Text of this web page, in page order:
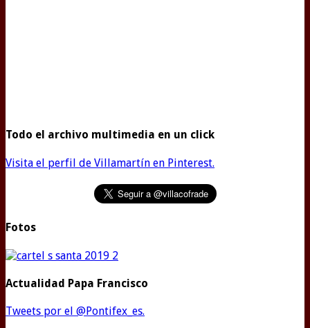
Todo el archivo multimedia en un click
Visita el perfil de Villamartín en Pinterest.
Fotos
Actualidad Papa Francisco
Tweets por el @Pontifex_es.